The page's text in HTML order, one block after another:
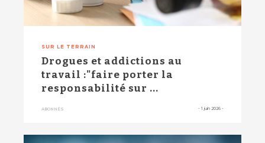
SUR LE TERRAIN
Drogues et addictions au
travail :"faire porter la
responsabilité sur ...
ABONNÉS - 1 juin 2026 -